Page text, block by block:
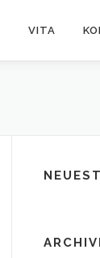
VITA